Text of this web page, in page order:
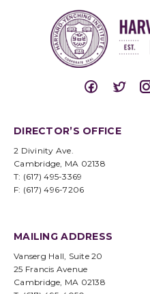
DIRECTOR’S OFFICE
2 Divinity Ave.
Cambridge, MA 02138
T: (617) 495-3369
F: (617) 496-7206
MAILING ADDRESS
Vanserg Hall, Suite 20
25 Francis Avenue
Cambridge, MA 02138